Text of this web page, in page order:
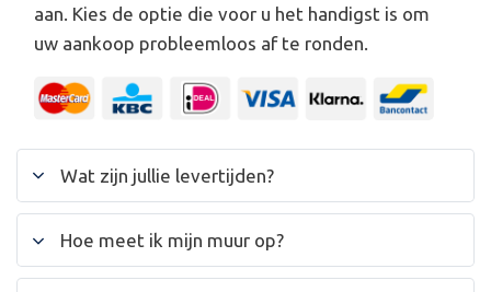
aan. Kies de optie die voor u het handigst is om
uw aankoop probleemloos af te ronden.
Wat zijn jullie levertijden?
Hoe meet ik mijn muur op?